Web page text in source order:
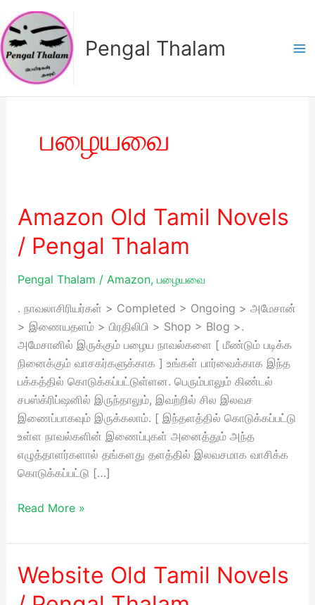
Skip
to
content
Pengal Thalam
பழையவை
Amazon Old Tamil Novels
/ Pengal Thalam
Pengal Thalam / Amazon, பழையவை
. நாவலாசிரியர்கள் > Completed > Ongoing > அமேசான்
> இணையதளம் > பிரதிலிபி > Shop > Blog >.
அமேசானில் இருக்கும் பழைய நாவல்களை [ மீண்டும் படிக்க
நினைக்கும் வாசகர்களுக்காக ] உங்கள் பார்வைக்காக இந்த
பக்கத்தில் கொடுக்கப்பட்டுள்ளன. பெரும்பாலும் கிண்டல்
சபஸ்க்ரிப்ஷனில் இருந்தாலும், இவற்றில் சில இலவச
இணைப்பாகவும் இருக்கலாம். [ இந்தளத்தில் கொடுக்கப்பட்டு
உள்ள நாவல்களின் இணைப்புகள் அனைத்தும் அந்த
எழுத்தாளர்களால் தங்களது தளத்தில் இலவசமாக வாசிக்க
கொடுக்கப்பட்டு […]
Amazon
Old
Tamil
/
Thalam
Read More »
Website Old Tamil Novels
Website
Old